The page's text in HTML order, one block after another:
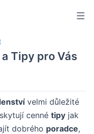
Tipy pro Vás
velmi důležité
cenné tipy jak
dobrého poradce,